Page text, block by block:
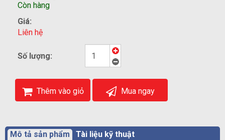
Còn hàng
Giá:
Liên hệ
Số lượng:
Thêm vào giỏ Mua ngay
Mô tả sản phẩm Tài liệu kỹ thuật